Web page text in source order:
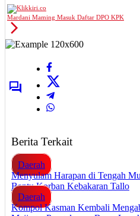
Mardani Maming Masuk Daftar DPO KPK
Berita Terkait
Daerah
Menyulam Harapan di Tengah
Bantu Korban Kebakaran Tallo
Daerah
Kompol Kasman Kembali